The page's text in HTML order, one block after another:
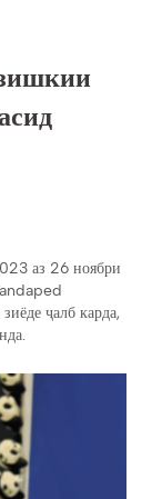
аз 26 ноябри
ҷалб карда,